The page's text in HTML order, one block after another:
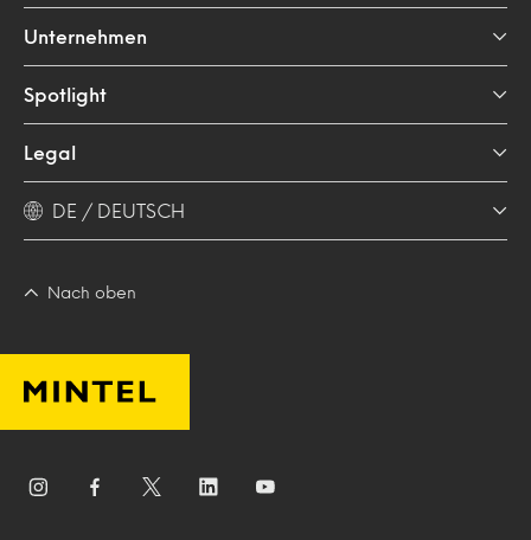
Unternehmen
Spotlight
Legal
DE / DEUTSCH
Nach oben